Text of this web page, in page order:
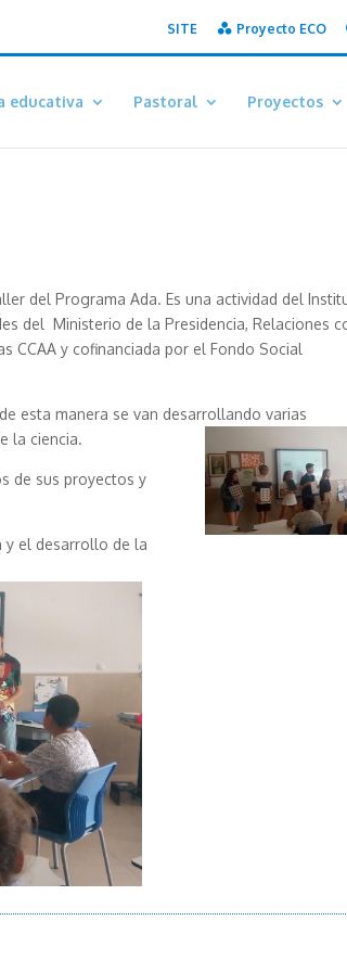
SITE Proyecto ECO
educativa Pastoral Proyectos
del Programa Ada. Es una actividad del
del Ministerio de la Presidencia, Relaciones
CCAA y cofinanciada por el Fondo Social
esta manera se van desarrollando varias
la ciencia.
de sus proyectos y
y el desarrollo de la